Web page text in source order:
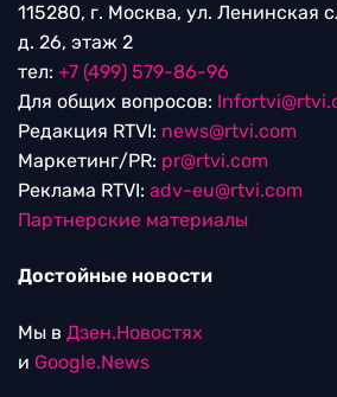
115280, г. Москва, ул. Ленинская
д. 26, этаж 2
тел: +7 (499) 579-86-96
Для общих вопросов:
Редакция RTVI: news@rtvi.com
Маркетинг/PR: pr@rtvi.com
Реклама RTVI: adv-eu@rtvi.com
Партнерские материалы
Достойные новости
Мы в Дзен.Новостях
и Google.News